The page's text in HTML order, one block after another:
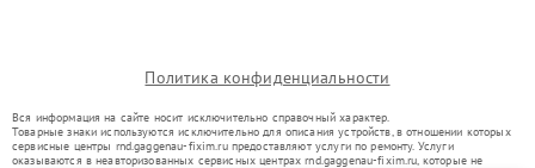
Политика конфиденциальности
Вся информация на сайте носит исключительно справочный характер.
Товарные знаки используются исключительно для описания устройств, в отношении которых
сервисные центры rnd.gaggenau-fixim.ru предоставляют услуги по ремонту. Услуги
оказываются в неавторизованных сервисных центрах rnd.gaggenau-fixim.ru, которые не